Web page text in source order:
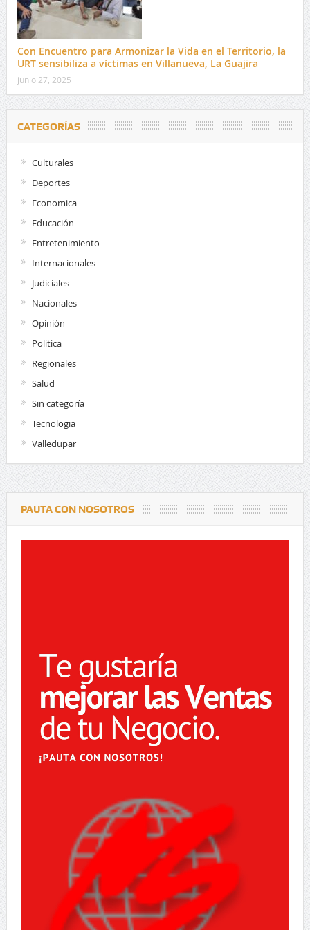
Con Encuentro para Armonizar la Vida en el Territorio, la
URT sensibiliza a víctimas en Villanueva, La Guajira
junio 27, 2025
CATEGORÍAS
Culturales
Deportes
Economica
Educación
Entretenimiento
Internacionales
Judiciales
Nacionales
Opinión
Politica
Regionales
Salud
Sin categoría
Tecnologia
Valledupar
PAUTA CON NOSOTROS